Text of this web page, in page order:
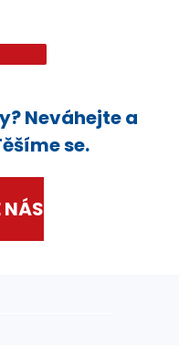
Neváhejte a
se.